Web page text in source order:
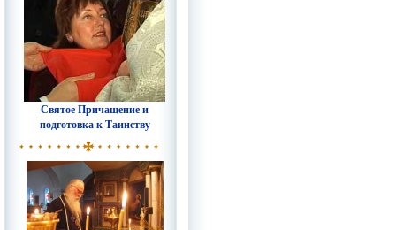
Святое Причащение и
подготовка к Таинству